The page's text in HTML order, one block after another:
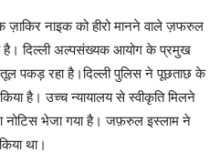
ज़ाकिर नाइक को हीरो मानने वाले ज़फरुल
है। दिल्ली अल्पसंख्यक आयोग के प्रमुख
पकड़ रहा है।दिल्ली पुलिस ने पूछताछ के
है। उच्च न्यायालय से स्वीकृति मिलने
भेजा गया है। जफ़रुल इस्लाम ने
था।